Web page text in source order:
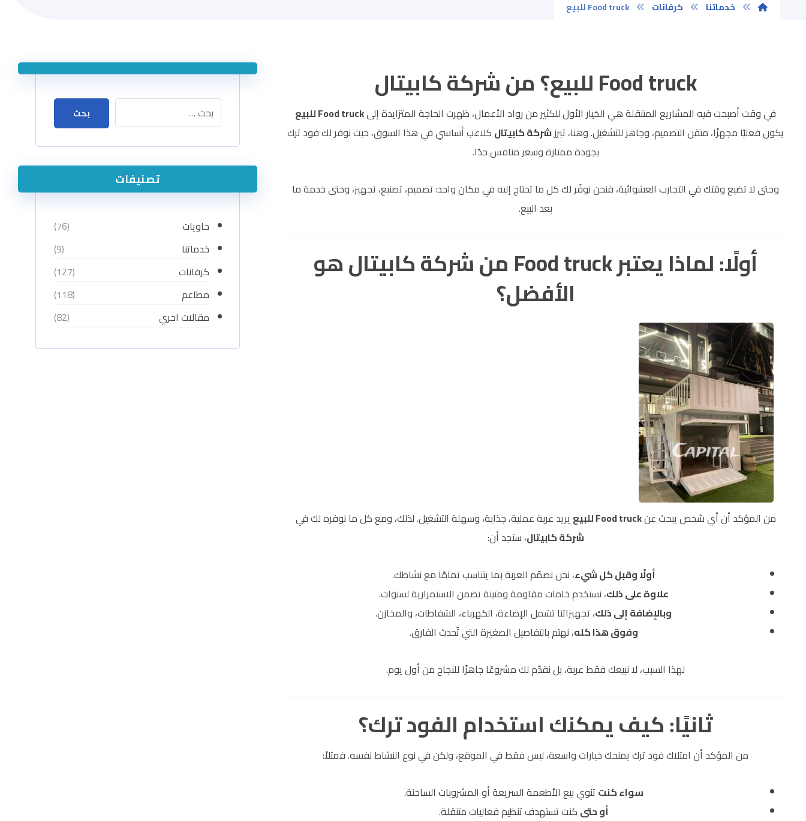
خدماتنا كرفانات Food truck للبيع
Food truck للبيع؟ من شركة كابيتال
في وقت أصبحت فيه المشاريع المتنقلة هي الخيار الأول للكثير من رواد الأعمال، ظهرت الحاجة المتزايدة إلىFood truck للبيع
يكون فعليًا مجهزًا، متقن التصميم، وجاهز للتشغيل. وهنا، تبرزشركة كابيتال كلاعب أساسي في هذا السوق، حيث نوفر لك فود ترك
بجودة ممتازة وسعر منافس جدًا.
وحتى لا تضيع وقتك في التجارب العشوائية، فنحن نوفّر لك كل ما تحتاج إليه في مكان واحد: تصميم، تصنيع، تجهيز، وحتى خدمة ما
بعد البيع.
أولًا: لماذا يعتبر Food truck من شركة كابيتال هو
الأفضل؟
من المؤكد أن أي شخص يبحث عنFood truck للبيع
يريد عربة عملية، جذابة، وسهلة التشغيل. لذلك، ومع كل ما نوفره لك في
شركة كابيتال، ستجد أن:
أولًا وقبل كل شيء، نحن نصمّم العربة بما يتناسب تمامًا مع نشاطك.
علاوة على ذلك، نستخدم خامات مقاومة ومتينة تضمن الاستمرارية لسنوات.
وبالإضافة إلى ذلك، تجهيزاتنا تشمل الإضاءة، الكهرباء، الشفاطات، والمخازن.
وفوق هذا كله، نهتم بالتفاصيل الصغيرة التي تُحدث الفارق.
لهذا السبب، لا نبيعك فقط عربة، بل نقدّم لك مشروعًا جاهزًا للنجاح من أول يوم.
ثانيًا: كيف يمكنك استخدام الفود ترك؟
من المؤكد أن امتلاك فود ترك يمنحك خيارات واسعة، ليس فقط في الموقع، ولكن في نوع النشاط نفسه. فمثلاً:
سواء كنت تنوي بيع الأطعمة السريعة أو المشروبات الساخنة.
أو حتى كنت تستهدف تنظيم فعاليات متنقلة.
بحث
تصنيفات
حاويات
(76)
خدماتنا
(9)
كرفانات
(127)
مطاعم
(118)
مقالات اخري
(82)